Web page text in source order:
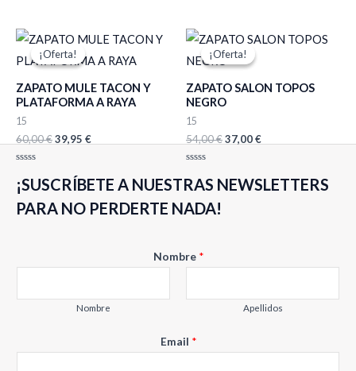
de
5
de
5
¡Oferta!
¡Oferta!
ZAPATO MULE TACON Y
PLATAFORMA A RAYA
15
60,00€
El
precio
original
60,00 €.
39,95 €
El
precio
actual
39,95 €.
con
0
5
¡Oferta!
¡Oferta!
ZAPATO SALON TOPOS
NEGRO
15
54,00€
El
precio
original
54,00 €.
37,00€
El
precio
37,00 €.
con
0
5
¡SUSCRÍBETE A NUESTRAS NEWSLETTERS
PARA NO PERDERTE NADA!
Nombre *
Nombre Apellidos
m
Email *